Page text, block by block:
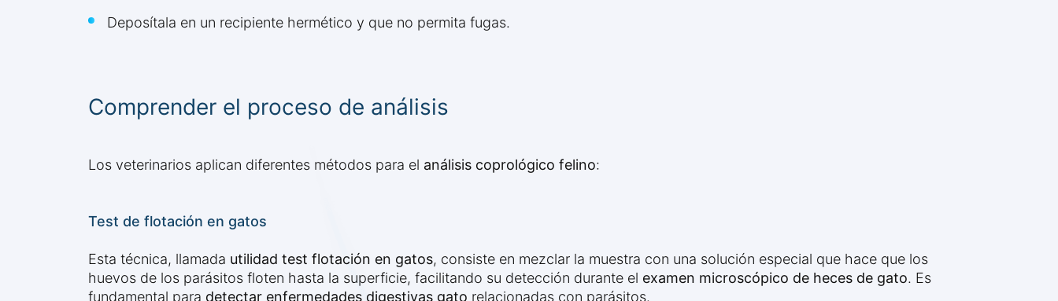
Deposítala en un recipiente hermético y que no permita fugas.
Comprender el proceso de análisis
Los veterinarios aplican diferentes métodos para el análisis coprológico felino:
Test de flotación en gatos
Esta técnica, llamada utilidad test flotación en gatos, consiste en mezclar la muestra con una solución especial que hace que los
huevos de los parásitos floten hasta la superficie, facilitando su detección durante el examen microscópico de heces de gato. Es
fundamental para detectar enfermedades digestivas gato relacionadas con parásitos.